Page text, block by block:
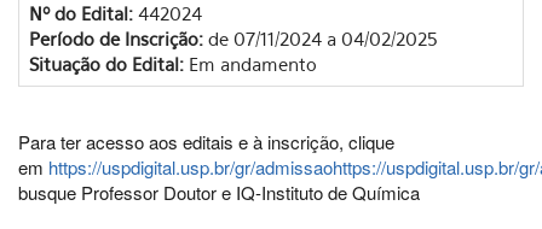
Nº do Edital: 442024
Período de Inscrição: de 07/11/2024 a 04/02/2025
Situação do Edital: Em andamento
Para ter acesso aos editais e à inscrição, clique
em https://uspdigital.usp.br/gr/admissaohttps://uspdigital.usp.br/
busque Professor Doutor e IQ-Instituto de Química